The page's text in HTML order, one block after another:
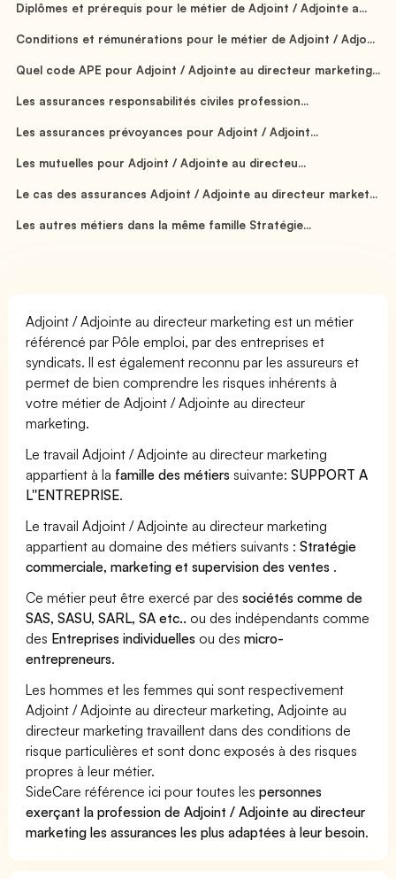
Diplômes et prérequis pour le métier de Adjoint / Adjointe a...
Conditions et rémunérations pour le métier de Adjoint / Adjo...
Quel code APE pour Adjoint / Adjointe au directeur marketing...
Les assurances responsabilités civiles profession...
Les assurances prévoyances pour Adjoint / Adjoint...
Les mutuelles pour Adjoint / Adjointe au directeu...
Le cas des assurances Adjoint / Adjointe au directeur market...
Les autres métiers dans la même famille Stratégie...
Adjoint / Adjointe au directeur marketing est un métier
référencé par Pôle emploi, par des entreprises et
syndicats. Il est également reconnu par les assureurs et
permet de bien comprendre les risques inhérents à
votre métier de Adjoint / Adjointe au directeur
marketing.
Le travail Adjoint / Adjointe au directeur marketing
appartient à la famille des métiers suivante:SUPPORT A
L''ENTREPRISE.
Le travail Adjoint / Adjointe au directeur marketing
appartient au domaine des métiers suivants :Stratégie
commerciale, marketing et supervision des ventes .
Ce métier peut être exercé par dessociétés comme de
SAS, SASU, SARL, SA etc.. ou des indépendants comme
des Entreprises individuelles ou desmicro-
entrepreneurs.
Les hommes et les femmes qui sont respectivement
Adjoint / Adjointe au directeur marketing, Adjointe au
directeur marketing travaillent dans des conditions de
risque particulières et sont donc exposés à des risques
propres à leur métier.
SideCare référence ici pour toutes lespersonnes
exerçant la profession de Adjoint / Adjointe au directeur
marketing les assurances les plus adaptées à leur besoin.